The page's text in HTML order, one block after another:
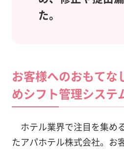
た。
お客様へのおもてな
めシフト管理システ
ホテル業界で注目を集め
たアパホテル株式会社。お